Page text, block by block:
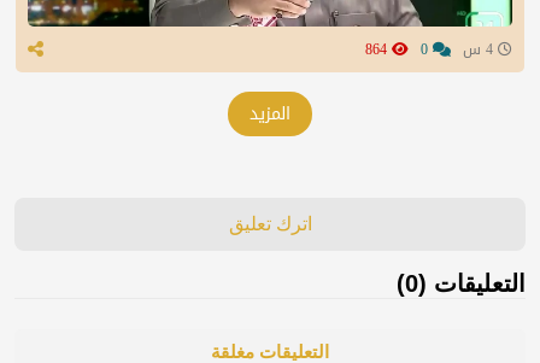
المزيد
اترك تعليق
التعليقات (0)
التعليقات مغلقة